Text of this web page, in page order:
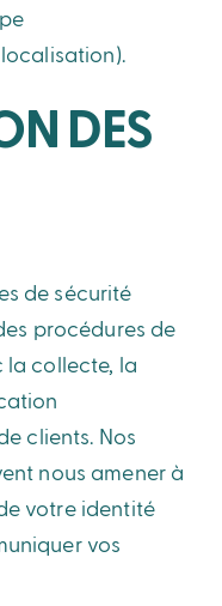
DES
de sécurité
procédures de
la collecte, la
clients. Nos
nous amener à
votre identité
vos